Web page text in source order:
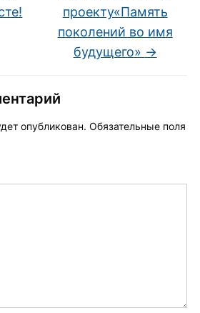
проекту«Память
поколений во имя
будущего» →
опубликован. Обязательные поля